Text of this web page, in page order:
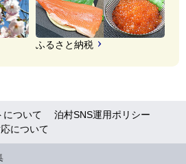
ふるさと納税
について
泊村SNS運用ポリシー
について